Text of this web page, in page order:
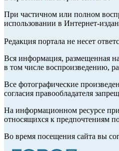
При частичном или полном
использовании в Интернет-
Редакция портала не несет
Вся информация, размещенная
в том числе воспроизведению,
Все фотографические
согласия правообладателя
На информационном ресурсе
относящихся к предпочтениям
Во время посещения сайта вы